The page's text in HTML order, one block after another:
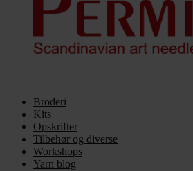
Broderi
Kits
Opskrifter
Tilbehør og diverse
Workshops
Yarn blog